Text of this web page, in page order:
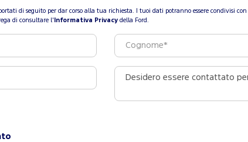
di seguito per dar corso alla tua richiesta. I tuoi dati potranno essere
di consultare l' Informativa Privacy della Ford.